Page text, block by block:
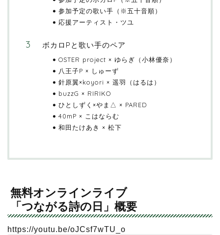
参加予定の歌い手（※五十音順）
応援アーティスト・ツユ
ボカロPと歌い手のペア
OSTER project × ゆらぎ（小林優奈）
八王子P × しゅーず
針原翼×koyori × 遥羽（はるは）
buzzG × RIRIKO
ひとしずく×やま△ × PARED
40mP × こはならむ
和田たけあき × 松下
無料オンラインライブ
「つながる詩の日」概要
https://youtu.be/oJCsf7wTU_o